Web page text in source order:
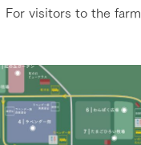
For visitors to the farm